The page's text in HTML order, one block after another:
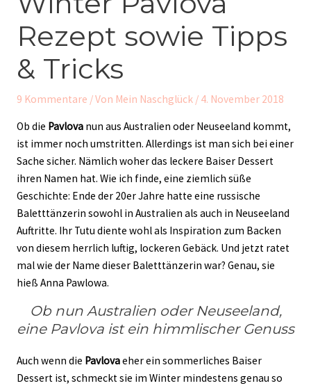
Rezept sowie Tipps
& Tricks
9 Kommentare / Von Mein Naschglück / 4. November 2018
Ob die Pavlovanun aus Australien oder Neuseeland kommt,
ist immer noch umstritten. Allerdings ist man sich bei einer
Sache sicher. Nämlich woher das leckere Baiser Dessert
ihren Namen hat. Wie ich finde, eine ziemlich süße
Geschichte: Ende der 20er Jahre hatte eine russische
Baletttänzerin sowohl in Australien als auch in Neuseeland
Auftritte. Ihr Tutu diente wohl als Inspiration zum Backen
von diesem herrlich luftig, lockeren Gebäck. Und jetzt ratet
mal wie der Name dieser Baletttänzerin war? Genau, sie
hieß Anna Pawlowa.
Ob nun Australien oder Neuseeland,
eine Pavlova ist ein himmlischer Genuss
Auch wenn die Pavlovaeher ein sommerliches Baiser
Dessert ist, schmeckt sie im Winter mindestens genau so